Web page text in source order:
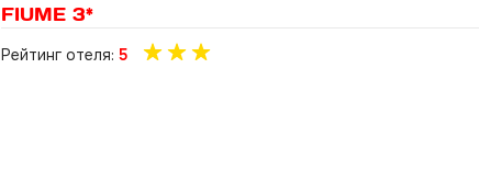
FIUME 3*
Рейтинг отеля: 5